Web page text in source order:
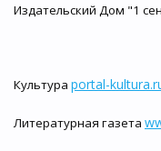
Издательский Дом "1
Культура portal-
Литературная газета